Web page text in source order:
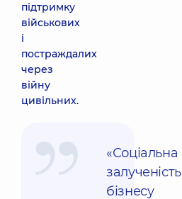
підтримку
військових
і
постраждалих
через
війну
цивільних.
«Соціальна
залученість
бізнесу